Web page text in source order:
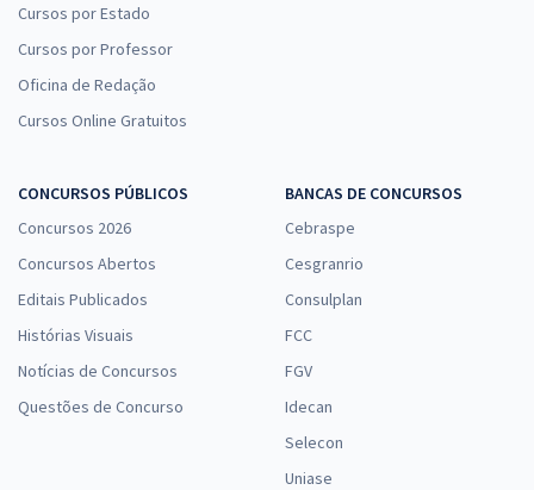
Cursos por Estado
Cursos por Professor
Oficina de Redação
Cursos Online Gratuitos
CONCURSOS PÚBLICOS
Concursos 2026
Concursos Abertos
Editais Publicados
Histórias Visuais
Notícias de Concursos
Questões de Concurso
BANCAS DE CONCURSOS
Cebraspe
Cesgranrio
Consulplan
FCC
FGV
Idecan
Selecon
Uniase